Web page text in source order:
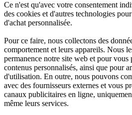
Ce n'est qu'avec votre consentement
des cookies et d'autres technologies
d'achat personnalisée.
Pour ce faire, nous collectons des
comportement et leurs appareils. Nous
permanence notre site web et pour vous
contenus personnalisés, ainsi que pour
d'utilisation. En outre, nous pouvons
avec des fournisseurs externes et vous
canaux publicitaires en ligne,
même leurs services.